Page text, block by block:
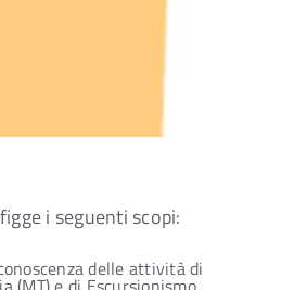
i seguenti scopi:
delle attività di